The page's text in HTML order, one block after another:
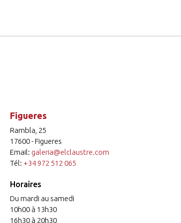
Figueres
Rambla, 25
17600 - Figueres
Email: galeria@elclaustre.com
Tél: +34 972 512 065
Horaires
Du mardi au samedi
10h00 à 13h30
16h30 à 20h30